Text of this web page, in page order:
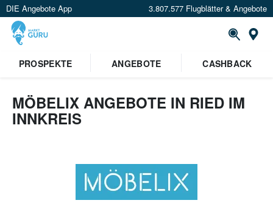
DIE Angebote App 3.807.577 Flugblätter & Angebote
PROSPEKTE
ANGEBOTE CASHBACK
MÖBELIX ANGEBOTE IN RIED IM
INNKREIS